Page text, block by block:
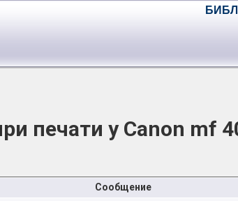
печати у Canon mf
Сообщение